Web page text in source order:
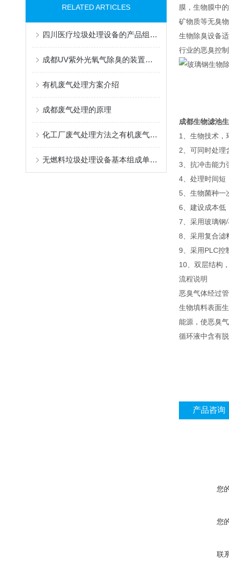
RELATED ARTICLES
四川医疗垃圾处理设备的产品组成和使用说明
成都UV紫外光氧气除臭的装置特点和技术作用原理
有机废气处理方案介绍
成都废气处理的原理
化工厂废气处理方法之有机废气处理和无机废气处理的区别
无燃料垃圾处理设备基本组成单元和产品优势
膜，生物膜中
矿物质等无臭
生物除臭设备
行业的恶臭控
成都生物滤池
1、生物技术，
2、可同时处理
3、抗冲击能力
4、处理时间短
5、生物菌种一
6、建设成本低
7、采用玻璃钢
8、采用复合滤
9、采用PLC控
10、双层结构
流程说明
恶臭气体经过
生物填料表面
能源，使恶臭
循环液中含有
产品咨询
您
您
联